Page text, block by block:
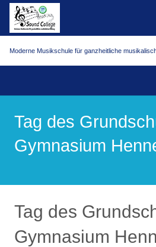
Moderne Musikschule für ganzheitliche
Tag des
Gymnasium
Tag des
Gymnasium